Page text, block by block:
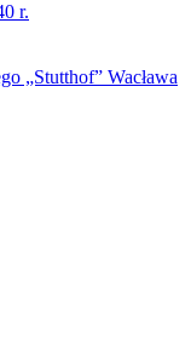
r.
„Stutthof” Wacława